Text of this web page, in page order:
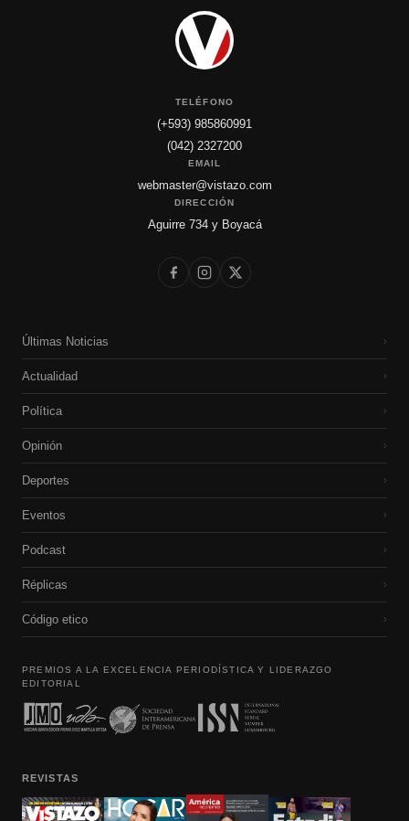
TELÉFONO
(+593) 985860991
(042) 2327200
EMAIL
webmaster@vistazo.com
DIRECCIÓN
Aguirre 734 y Boyacá
Últimas Noticias ›
Actualidad ›
Política ›
Opinión ›
Deportes ›
Eventos ›
Podcast ›
Réplicas ›
Código etico ›
PREMIOS A LA EXCELENCIA PERIODÍSTICA Y LIDERAZGO
EDITORIAL
REVISTAS